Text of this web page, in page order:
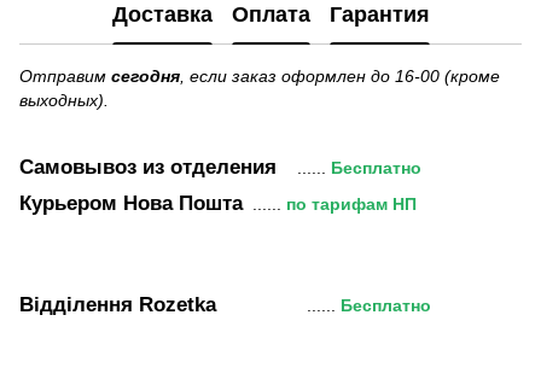
Доставка Оплата Гарантия
Отправим сегодня , если заказ оформлен до 16-00 (кроме
выходных).
Самовывоз из отделения Бесплатно
Курьером Нова Пошта...... по тарифам НП
Відділення Rozetka Бесплатно